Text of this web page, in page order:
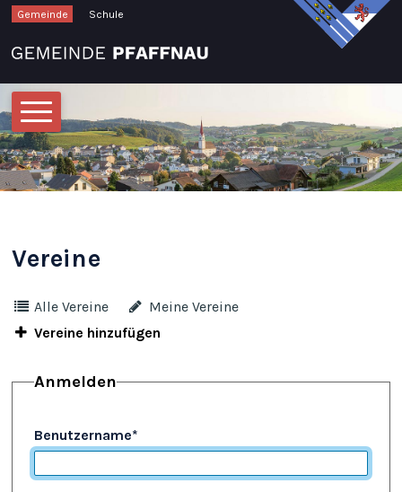
Navigieren in Pfaffnau
Schnellnavigation
Gemeinde Schule
Vereine
Alle Vereine
Meine Vereine
Vereine hinzufügen
Anmelden
Benutzername*